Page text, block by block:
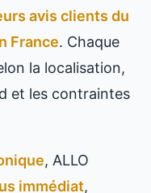
avis clients du
France. Chaque
la localisation,
et les contraintes
, ALLO
immédiat,